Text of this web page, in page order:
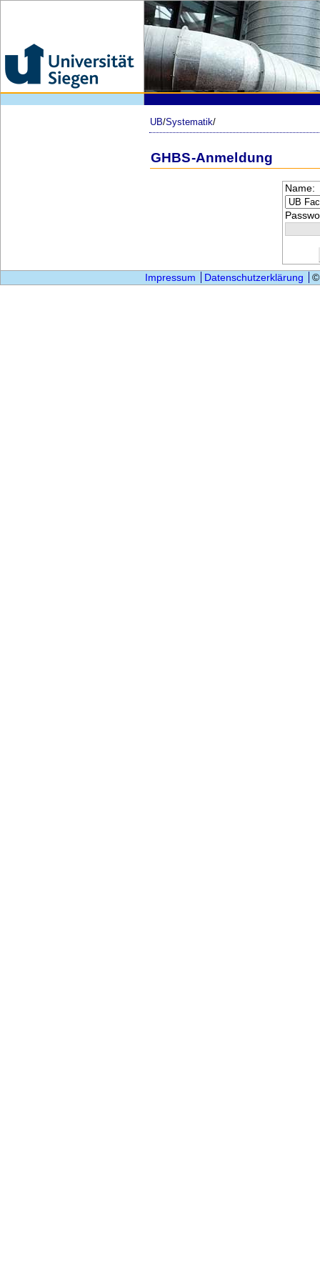
UB/Systematik/
GHBS-Anmeldung
Name:
Impressum Datenschutzerklärung ©